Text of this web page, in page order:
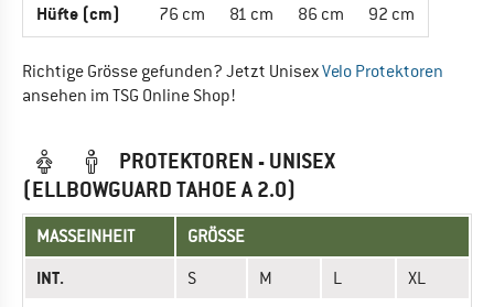
Hüfte (cm) 76 cm 81 cm 86 cm 92 cm
Richtige Grösse gefunden? Jetzt UnisexVelo Protektoren
ansehen im TSG Online Shop!
PROTEKTOREN - UNISEX
(ELLBOWGUARD TAHOE A 2.0)
MASSEINHEIT GRÖSSE
INT. S M L XL